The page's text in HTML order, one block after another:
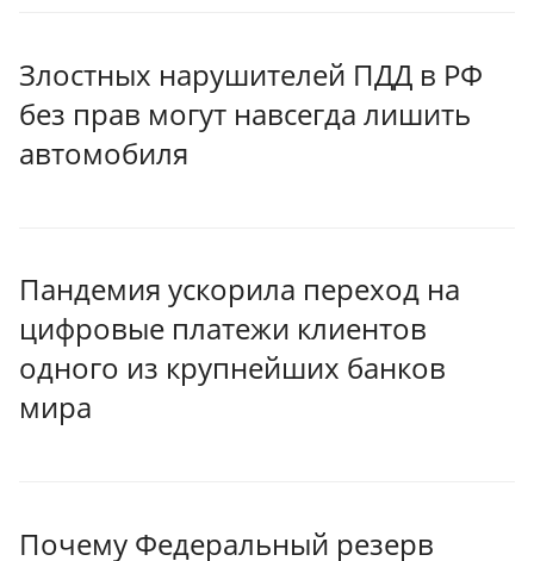
Злостных нарушителей ПДД в РФ
без прав могут навсегда лишить
автомобиля
Пандемия ускорила переход на
цифровые платежи клиентов
одного из крупнейших банков
мира
Почему Федеральный резерв